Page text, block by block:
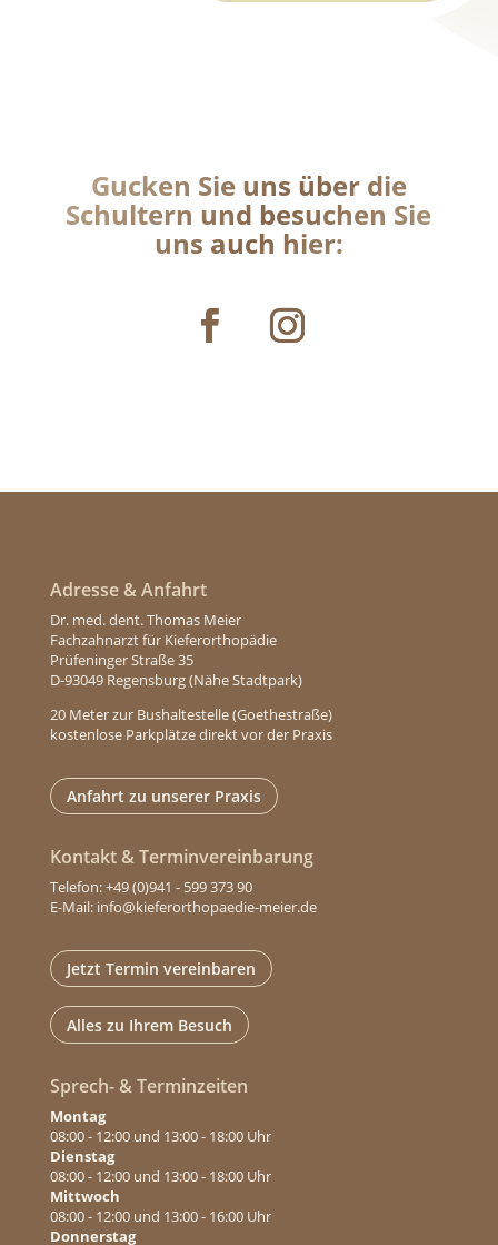
Gucken Sie uns über die
Schultern und besuchen Sie
uns auch hier:
Adresse & Anfahrt
Dr. med. dent. Thomas Meier
Fachzahnarzt für Kieferorthopädie
Prüfeninger Straße 35
D-93049 Regensburg (Nähe Stadtpark)
20 Meter zur Bushaltestelle (Goethestraße)
kostenlose Parkplätze direkt vor der Praxis
Anfahrt zu unserer Praxis
Kontakt & Terminvereinbarung
Telefon: +49 (0)941 - 599 373 90
E-Mail: info@kieferorthopaedie-meier.de
Jetzt Termin vereinbaren
Alles zu Ihrem Besuch
Sprech- & Terminzeiten
Montag
08:00 - 12:00 und 13:00 - 18:00 Uhr
Dienstag
08:00 - 12:00 und 13:00 - 18:00 Uhr
Mittwoch
08:00 - 12:00 und 13:00 - 16:00 Uhr
Donnerstag